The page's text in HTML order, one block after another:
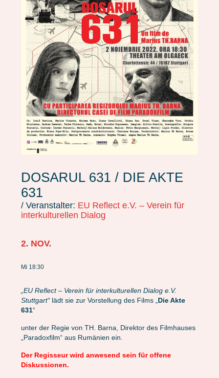
DOSARUL 631 / DIE AKTE
631
/ Veranstalter: EU Reflect e.V. – Verein für
interkulturellen Dialog
2. NOV.
Mi 18:30
„EU Reflect – Verein für interkulturellen Dialog e.V.
Stuttgart“lädt sie zur Vorstellung des Films „ Die Akte
631“
unter der Regie von TH. Barna, Direktor des Filmhauses
„Paradoxfilm“ aus Rumänien ein.
Der Regisseur wird anwesend sein für offene
Diskussionen.